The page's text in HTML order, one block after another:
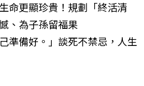
命更顯珍貴！規劃「終活清
、為子孫留福果
己準備好。」談死不禁忌，人生